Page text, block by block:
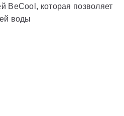
BeCool, которая позволяет
воды